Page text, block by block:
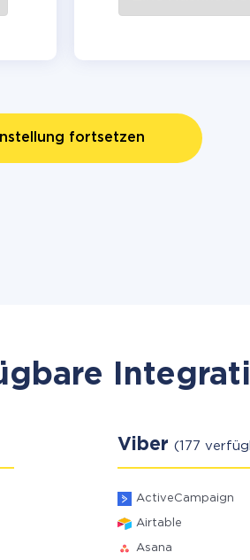
fortsetzen
Viber (177
ActiveCampaign
Airtable
Asana